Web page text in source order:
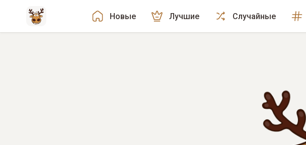
Новые Лучшие Случайные